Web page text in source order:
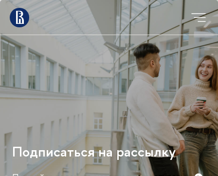
Подписаться на рассылку